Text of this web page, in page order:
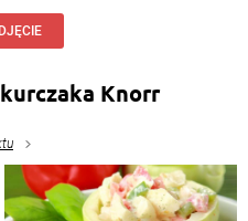
Knorr